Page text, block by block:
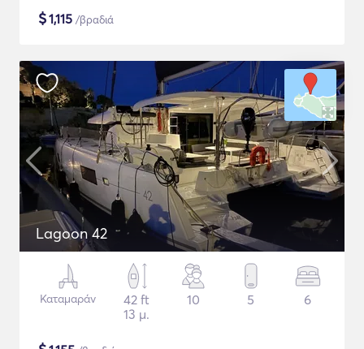
$1,115 /βραδιά
Lagoon 42
Καταμαράν
42 ft
13 μ.
10 5 6